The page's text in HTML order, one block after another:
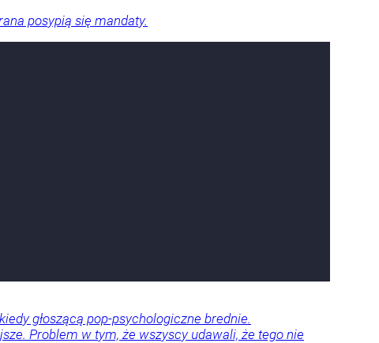
posypią się mandaty.
głoszącą pop-psychologiczne brednie.
Problem w tym, że wszyscy udawali, że tego nie